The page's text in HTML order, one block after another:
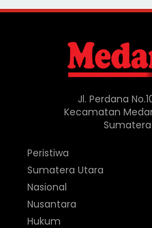
Jl. Perdana
Kecamatan
Sumatera
Peristiwa
Sumatera Utara
Nasional
Nusantara
Hukum